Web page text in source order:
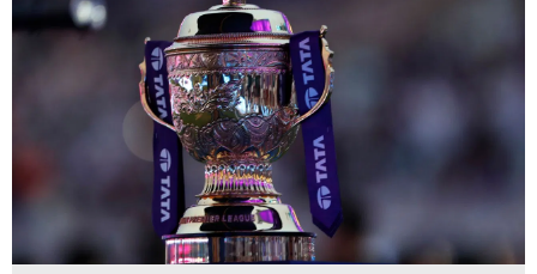
প্ৰযুক্তি
Videos